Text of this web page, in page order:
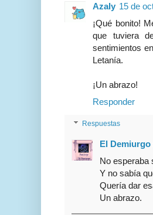
Azaly 15 de
¡Qué bonito!
que tuviera
sentimientos
Letanía.
¡Un abrazo!
Responder
Respuestas
El
No esperaba
Y no sabía
Quería dar
Un abrazo.